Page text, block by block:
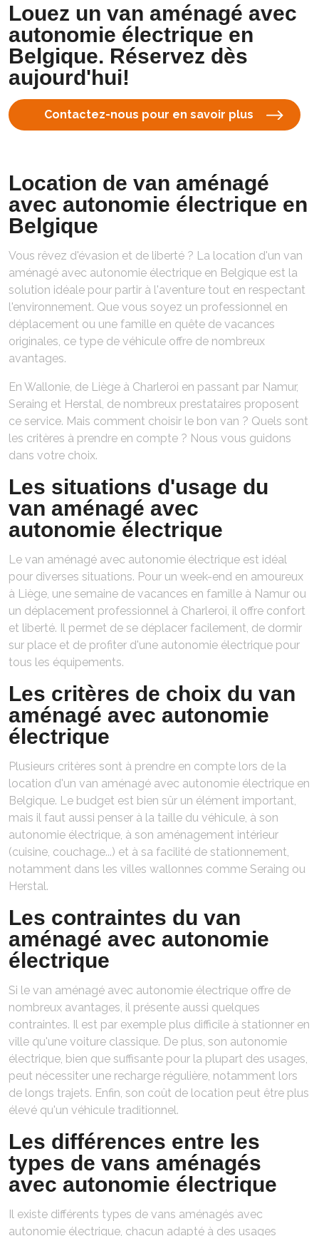
Louez un van aménagé avec
autonomie électrique en
Belgique. Réservez dès
aujourd'hui!
Contactez-nous pour en savoir plus
Location de van aménagé
avec autonomie électrique en
Belgique
Vous rêvez d'évasion et de liberté ? La location d'un van
aménagé avec autonomie électrique en Belgique est la
solution idéale pour partir à l'aventure tout en respectant
l'environnement. Que vous soyez un professionnel en
déplacement ou une famille en quête de vacances
originales, ce type de véhicule offre de nombreux
avantages.
En Wallonie, de Liège à Charleroi en passant par Namur,
Seraing et Herstal, de nombreux prestataires proposent
ce service. Mais comment choisir le bon van ? Quels sont
les critères à prendre en compte ? Nous vous guidons
dans votre choix.
Les situations d'usage du
van aménagé avec
autonomie électrique
Le van aménagé avec autonomie électrique est idéal
pour diverses situations. Pour un week-end en amoureux
à Liège, une semaine de vacances en famille à Namur ou
un déplacement professionnel à Charleroi, il offre confort
et liberté. Il permet de se déplacer facilement, de dormir
sur place et de profiter d'une autonomie électrique pour
tous les équipements.
Les critères de choix du van
aménagé avec autonomie
électrique
Plusieurs critères sont à prendre en compte lors de la
location d'un van aménagé avec autonomie électrique en
Belgique. Le budget est bien sûr un élément important,
mais il faut aussi penser à la taille du véhicule, à son
autonomie électrique, à son aménagement intérieur
(cuisine, couchage...) et à sa facilité de stationnement,
notamment dans les villes wallonnes comme Seraing ou
Herstal.
Les contraintes du van
aménagé avec autonomie
électrique
Si le van aménagé avec autonomie électrique offre de
nombreux avantages, il présente aussi quelques
contraintes. Il est par exemple plus difficile à stationner en
ville qu'une voiture classique. De plus, son autonomie
électrique, bien que suffisante pour la plupart des usages,
peut nécessiter une recharge régulière, notamment lors
de longs trajets. Enfin, son coût de location peut être plus
élevé qu'un véhicule traditionnel.
Les différences entre les
types de vans aménagés
avec autonomie électrique
Il existe différents types de vans aménagés avec
autonomie électrique, chacun adapté à des usages